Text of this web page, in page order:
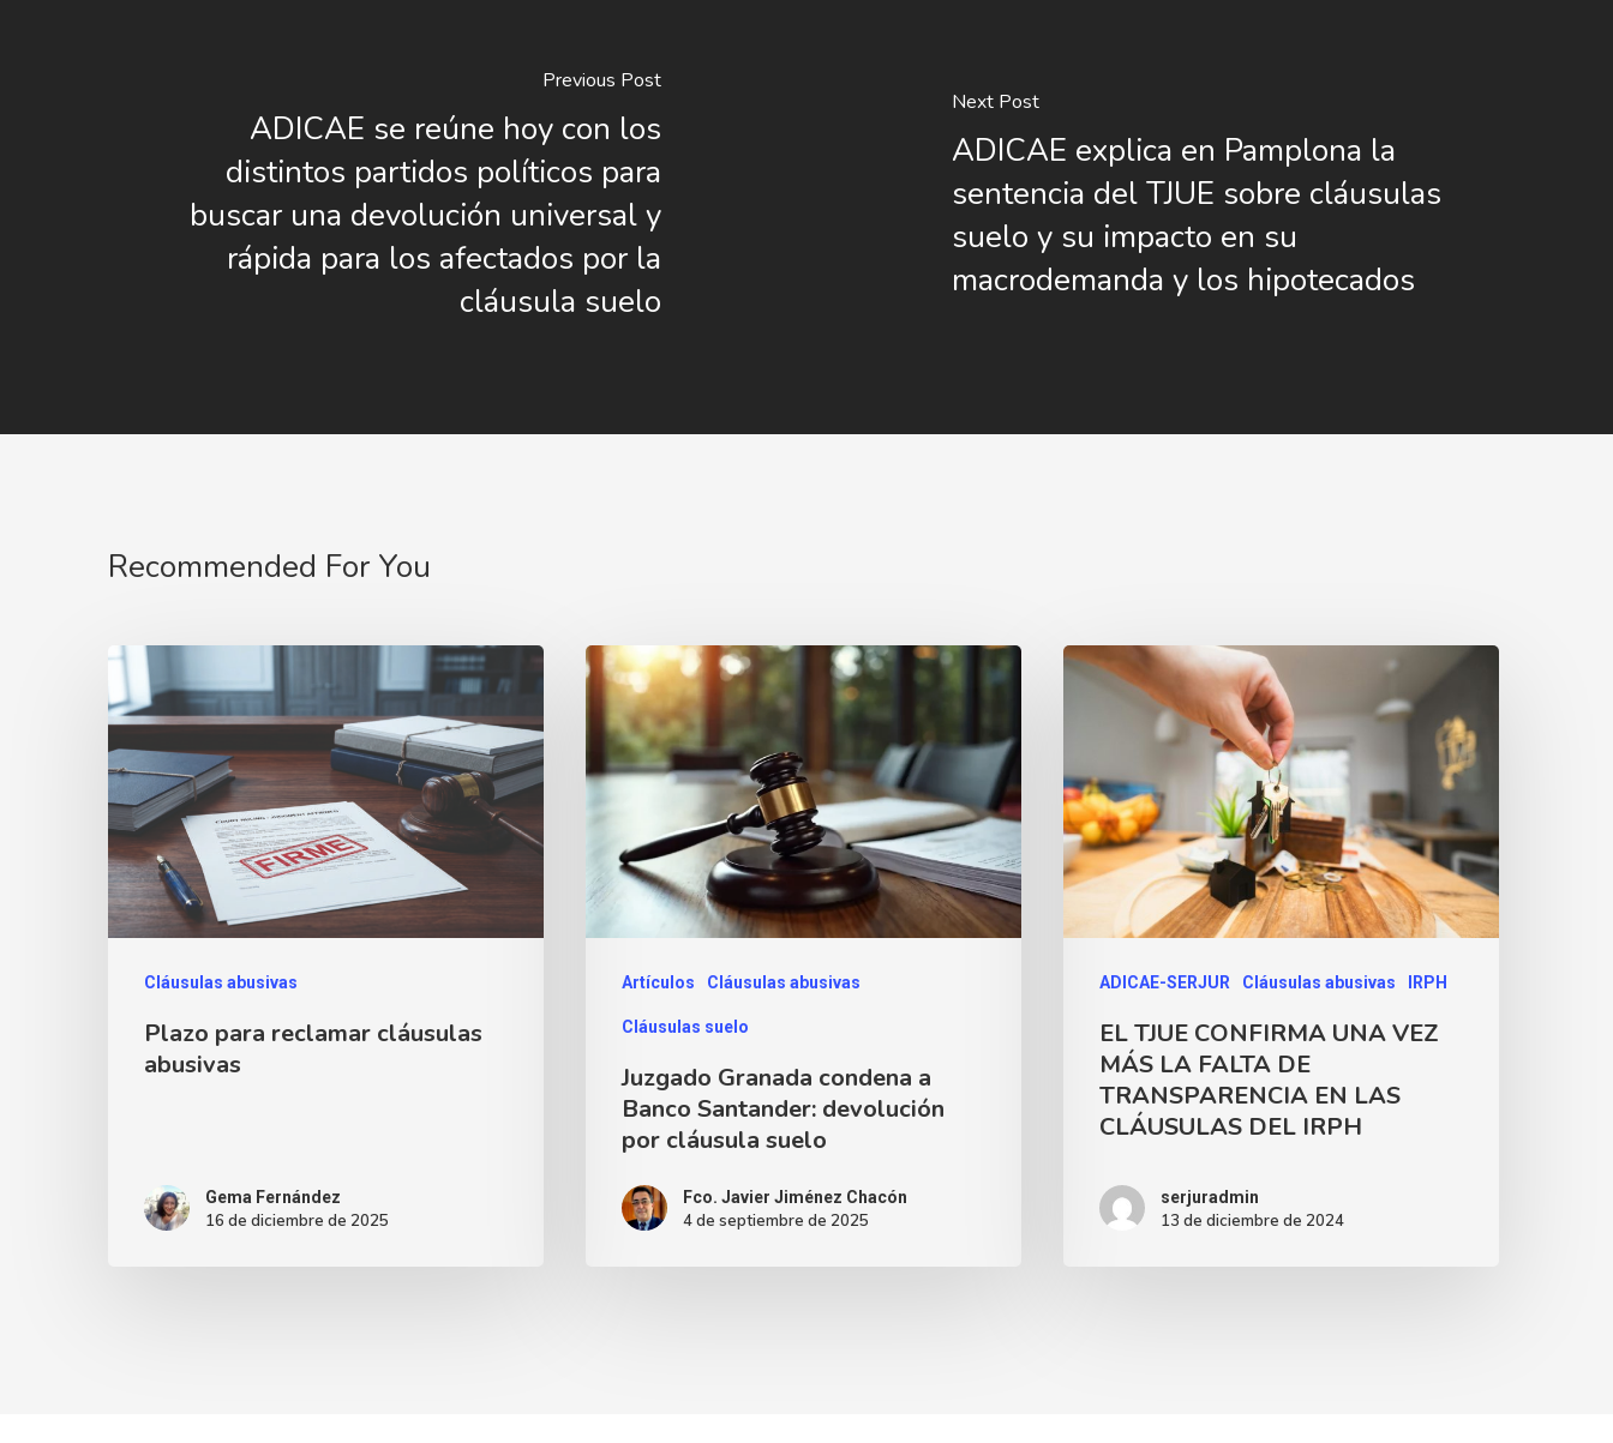
Previous Post
ADICAE se reúne hoy con los
distintos partidos políticos para
buscar una devolución universal y
rápida para los afectados por la
cláusula suelo
Next Post
ADICAE explica en Pamplona la
sentencia del TJUE sobre cláusulas
suelo y su impacto en su
macrodemanda y los hipotecados
Recommended For You
Cláusulas abusivas
Plazo para reclamar cláusulas
abusivas
Gema Fernández
16 de diciembre de 2025
Artículos Cláusulas abusivas
Cláusulas suelo
Juzgado Granada condena a
Banco Santander: devolución
por cláusula suelo
Fco. Javier Jiménez Chacón
4 de septiembre de 2025
ADICAE-SERJUR Cláusulas abusivas IRPH
EL TJUE CONFIRMA UNA VEZ
MÁS LA FALTA DE
TRANSPARENCIA EN LAS
CLÁUSULAS DEL IRPH
serjuradmin
13 de diciembre de 2024